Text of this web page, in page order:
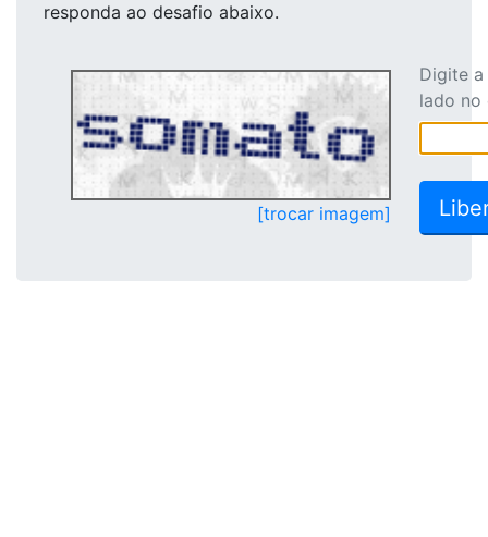
responda ao desafio abaixo.
[trocar imagem]
Digite
lado no